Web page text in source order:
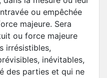
ou empêchée
majeure. Sera
ou force majeure
irrésistibles,
inévitables,
des parties et qui ne